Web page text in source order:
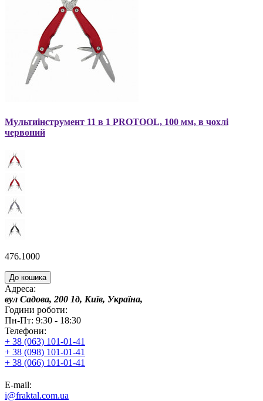
Мультиінструмент 11 в 1 PROTOOL, 100 мм, в чохлі
червоний
476.1000
До кошика
Адреса:
вул Садова, 200 1д, Київ, Україна,
Години роботи:
Пн-Пт: 9:30 - 18:30
Телефони:
+ 38 (063) 101-01-41
+ 38 (098) 101-01-41
+ 38 (066) 101-01-41
E-mail:
i@fraktal.com.ua